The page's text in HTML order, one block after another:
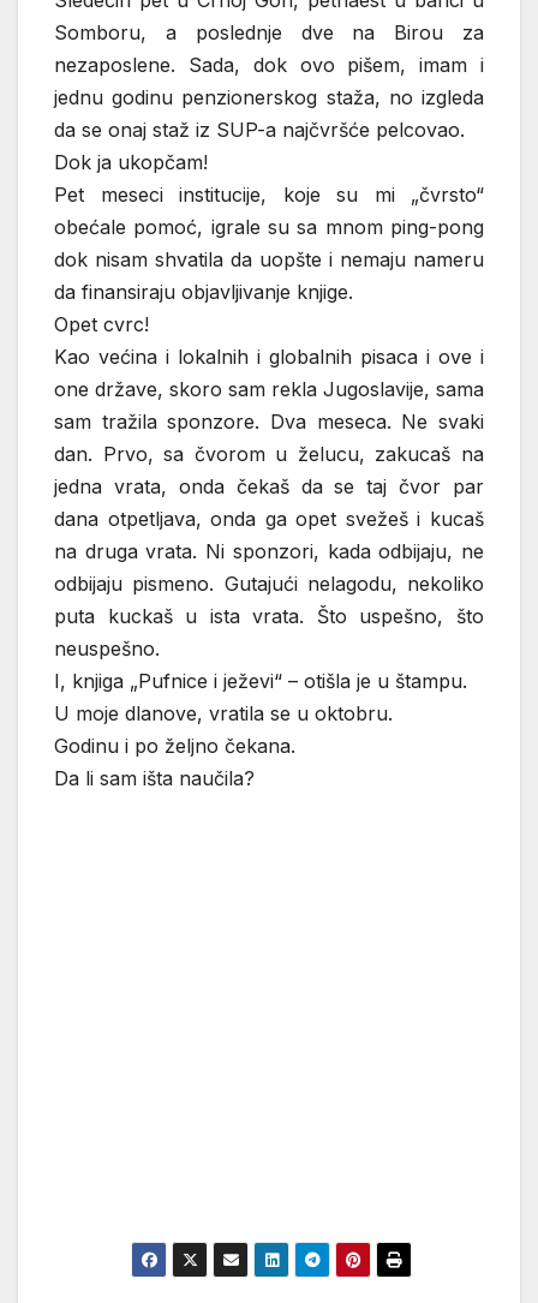
Somboru, a poslednje dve na Birou za
nezaposlene. Sada, dok ovo pišem, imam i
jednu godinu penzionerskog staža, no izgleda
da se onaj staž iz SUP-a najčvršće pelcovao.
Dok ja ukopčam!
Pet meseci institucije, koje su mi „čvrsto“
obećale pomoć, igrale su sa mnom ping-pong
dok nisam shvatila da uopšte i nemaju nameru
da finansiraju objavljivanje knjige.
Opet cvrc!
Kao većina i lokalnih i globalnih pisaca i ove i
one države, skoro sam rekla Jugoslavije, sama
sam tražila sponzore. Dva meseca. Ne svaki
dan. Prvo, sa čvorom u želucu, zakucaš na
jedna vrata, onda čekaš da se taj čvor par
dana otpetljava, onda ga opet svežeš i kucaš
na druga vrata. Ni sponzori, kada odbijaju, ne
odbijaju pismeno. Gutajući nelagodu, nekoliko
puta kuckaš u ista vrata. Što uspešno, što
neuspešno.
I, knjiga „Pufnice i ježevi“ – otišla je u štampu.
U moje dlanove, vratila se u oktobru.
Godinu i po željno čekana.
Da li sam išta naučila?